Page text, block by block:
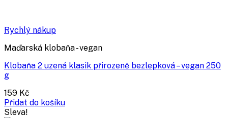
Rychlý nákup
Maďarská klobaňa - vegan
Klobaňa 2 uzená klasik přirozeně bezlepková – vegan 250
g
159 Kč
Přidat do košíku
Sleva!